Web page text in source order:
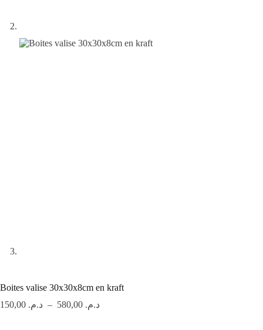
Boites valise 30x30x8cm en kraft
د.م. – د.م.